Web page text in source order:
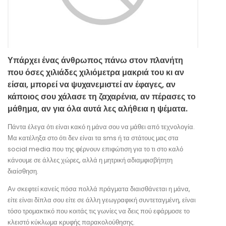
Υπάρχει ένας άνθρωπος πάνω στον πλανήτη
που όσες χιλιάδες χιλιόμετρα μακριά του κι αν
είσαι, μπορεί να ψυχανεμιστεί αν έφαγες, αν
κάποιος σου χάλασε τη ζαχαρένια, αν πέρασες το
μάθημα, αν για όλα αυτά λες αλήθεια η ψέματα.
Πάντα έλεγα ότι είναι κακό η μάνα σου να μάθει από τεχνολογία.
Μα κατέληξα στο ότι δεν είναι τα sms ή τα στάτους μας στα
social media που της φέρνουν επιφώτιση για το τι στο καλό
κάνουμε σε άλλες χώρες, αλλά η μητρική αδιαμφισβήτητη
διαίσθηση.
Αν σκεφτεί κανείς πόσα πολλά πράγματα διαισθάνεται η μάνα,
είτε είναι δίπλα σου είτε σε άλλη γεωγραφική συντεταγμένη, είναι
τόσο τρομακτικό που κοιτάς τις γωνίες να δεις πού εφάρμοσε το
κλειστό κύκλωμα κρυφής παρακολούθησης.